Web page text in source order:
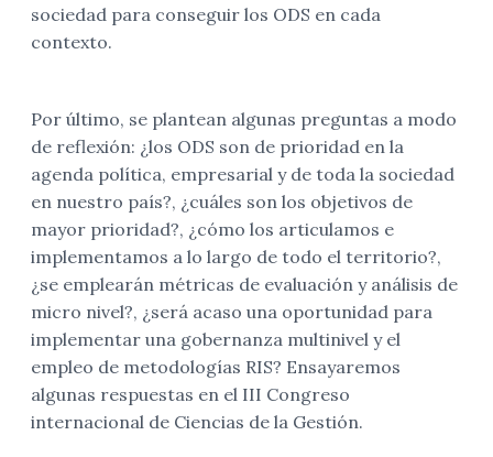
sociedad para conseguir los ODS en cada
contexto.
Por último, se plantean algunas preguntas a modo
de reflexión: ¿los ODS son de prioridad en la
agenda política, empresarial y de toda la sociedad
en nuestro país?, ¿cuáles son los objetivos de
mayor prioridad?, ¿cómo los articulamos e
implementamos a lo largo de todo el territorio?,
¿se emplearán métricas de evaluación y análisis de
micro nivel?, ¿será acaso una oportunidad para
implementar una gobernanza multinivel y el
empleo de metodologías RIS? Ensayaremos
algunas respuestas en el III Congreso
internacional de Ciencias de la Gestión.